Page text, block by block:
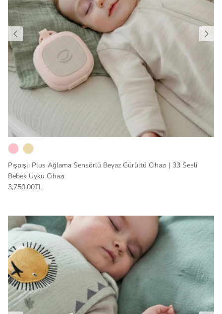
Pışpışlı Plus Ağlama Sensörlü Beyaz Gürültü Cihazı | 33 Sesli
Bebek Uyku Cihazı
3,750.00TL